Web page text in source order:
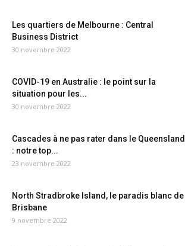
Les quartiers de Melbourne : Central
Business District
30 novembre 2022
COVID-19 en Australie : le point sur la
situation pour les...
30 novembre 2022
Cascades à ne pas rater dans le Queensland
: notre top...
23 novembre 2022
North Stradbroke Island, le paradis blanc de
Brisbane
9 novembre 2022